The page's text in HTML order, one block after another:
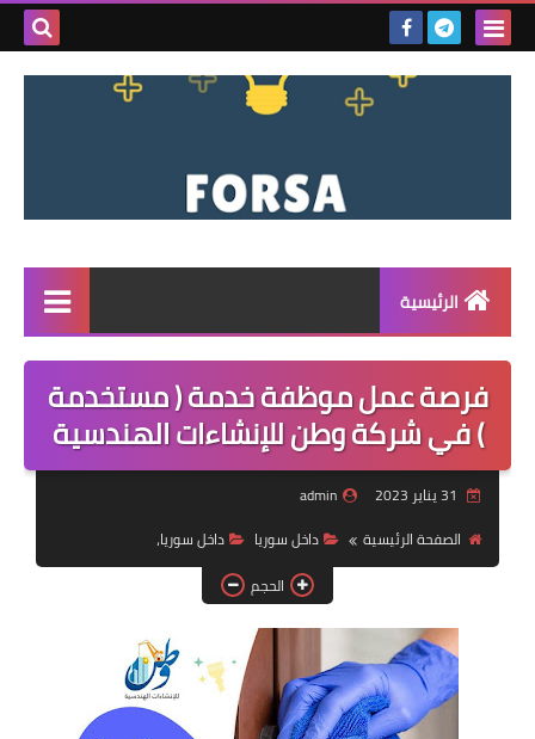
بحث
الرئيسية
القائمة
مناقصات
فرص عمل في العراق
فرص عمل في اليمن
فرص عمل في السودان
دورات تدريبية
فرصة عمل موظفة خدمة ( مستخدمة
) في شركة وطن للإنشاءات الهندسية
admin
الصفحة الرئيسية
داخل سوريا
داخل سوريا،
الحجم